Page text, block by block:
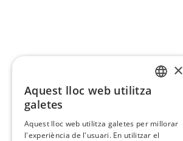
×
Aquest lloc web utilitza
galetes
Aquest lloc web utilitza galetes per millorar
l'experiència de l'usuari. En utilitzar el